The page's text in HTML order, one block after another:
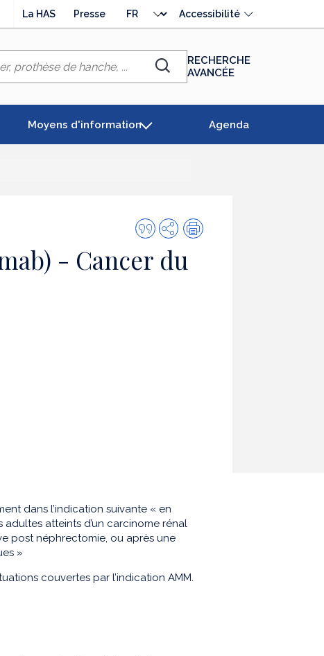
La HAS Presse
langue
Accessibilité
Chercher
RECHERCHE
AVANCÉE
Moyens d'information Agenda
Citer
cette
publication
PartagerImpression
- Cancer du
dans l’indication suivante « en
atteints d’un carcinome rénal
post néphrectomie, ou après une
»
couvertes par l’indication AMM.